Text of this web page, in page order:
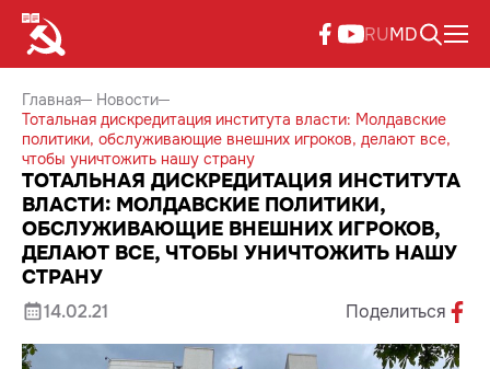
RUMD
Главная
Новости
Тотальная дискредитация института власти: Молдавские
политики, обслуживающие внешних игроков, делают все,
чтобы уничтожить нашу страну
ТОТАЛЬНАЯ ДИСКРЕДИТАЦИЯ ИНСТИТУТА
ВЛАСТИ: МОЛДАВСКИЕ ПОЛИТИКИ,
ОБСЛУЖИВАЮЩИЕ ВНЕШНИХ ИГРОКОВ,
ДЕЛАЮТ ВСЕ, ЧТОБЫ УНИЧТОЖИТЬ НАШУ
СТРАНУ
14.02.21 Поделиться